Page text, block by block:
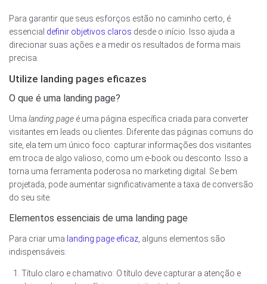
Para garantir que seus esforços estão no caminho certo, é
essencial definir objetivos claros desde o início. Isso ajuda a
direcionar suas ações e a medir os resultados de forma mais
precisa.
Utilize landing pages eficazes
O que é uma landing page?
Uma landing page é uma página específica criada para converter
visitantes em leads ou clientes. Diferente das páginas comuns do
site, ela tem um único foco: capturar informações dos visitantes
em troca de algo valioso, como um e-book ou desconto. Isso a
torna uma ferramenta poderosa no marketing digital. Se bem
projetada, pode aumentar significativamente a taxa de conversão
do seu site.
Elementos essenciais de uma landing page
Para criar uma landing page eficaz , alguns elementos são
indispensáveis:
Título claro e chamativo: O título deve capturar a atenção e